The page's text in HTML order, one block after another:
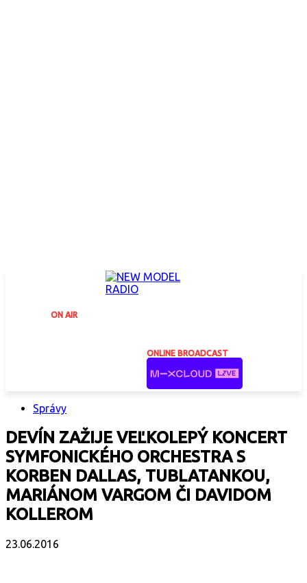
ON AIR
ONLINE BROADCAST
Správy
DEVÍN ZAŽIJE VEĽKOLEPÝ KONCERT
SYMFONICKÉHO ORCHESTRA S
KORBEN DALLAS, TUBLATANKOU,
MARIÁNOM VARGOM ČI DAVIDOM
KOLLEROM
23.06.2016